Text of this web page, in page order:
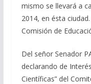
mismo se llevará a
2014, en ésta
Comisión de
Del señor Senador
declarando de
Científicas” del